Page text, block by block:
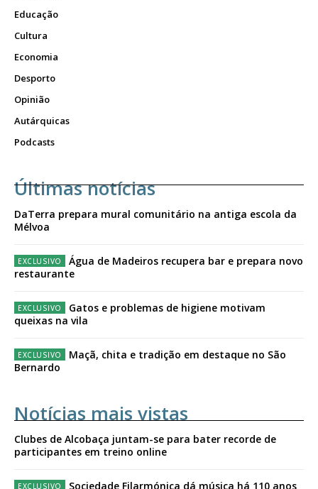
Educação
Cultura
Economia
Desporto
Opinião
Autárquicas
Podcasts
Últimas notícias
DaTerra prepara mural comunitário na antiga escola da
Mélvoa
Água de Madeiros recupera bar e prepara novo
restaurante
Gatos e problemas de higiene motivam
queixas na vila
Maçã, chita e tradição em destaque no São
Bernardo
Notícias mais vistas
Clubes de Alcobaça juntam-se para bater recorde de
participantes em treino online
Sociedade Filarmónica dá música há 110 anos